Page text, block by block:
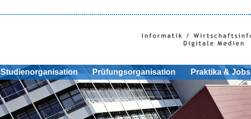
Studienorganisation Prüfungsorganisation Praktika & Jobs